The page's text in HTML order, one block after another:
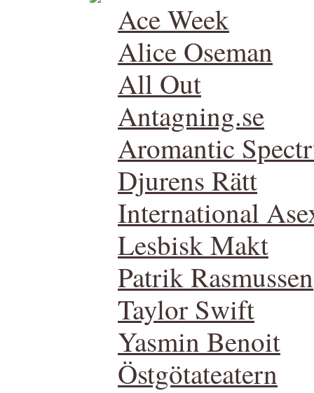
Ace Week
Alice Oseman
All Out
Antagning.se
Aromantic
Djurens Rätt
International
Lesbisk Makt
Patrik Rasmussen
Taylor Swift
Yasmin Benoit
Östgötateatern